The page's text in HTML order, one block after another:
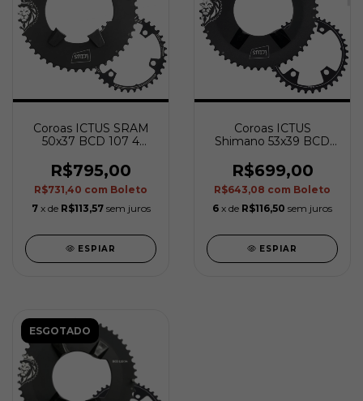
Coroas ICTUS SRAM
50x37 BCD 107 4
R$795,00
R$731,40 com Boleto
7 x de R$113,57 sem juros
ESPIAR
Coroas ICTUS
Shimano 53x39 BCD
R$699,00
R$643,08 com Boleto
6 x de R$116,50 sem juros
ESPIAR
ESGOTADO